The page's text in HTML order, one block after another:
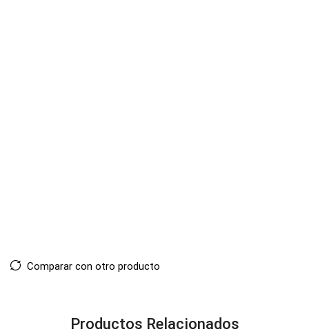
Comparar con otro producto
Productos Relacionados